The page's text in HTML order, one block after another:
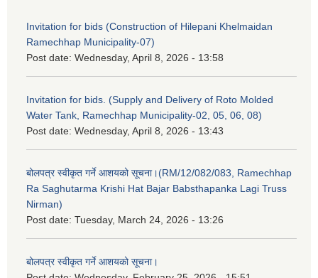
Invitation for bids (Construction of Hilepani Khelmaidan
Ramechhap Municipality-07)
Post date: Wednesday, April 8, 2026 - 13:58
Invitation for bids. (Supply and Delivery of Roto Molded
Water Tank, Ramechhap Municipality-02, 05, 06, 08)
Post date: Wednesday, April 8, 2026 - 13:43
बोलपत्र स्वीकृत गर्ने आशयको सूचना।(RM/12/082/083, Ramechhap
Ra Saghutarma Krishi Hat Bajar Babsthapanka Lagi Truss
Nirman)
Post date: Tuesday, March 24, 2026 - 13:26
बोलपत्र स्वीकृत गर्ने आशयको सूचना।